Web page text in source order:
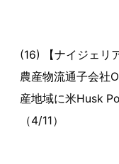
(16) 【ナイジェリ
農産物流通子会社
産地域に米Husk
（4/11）